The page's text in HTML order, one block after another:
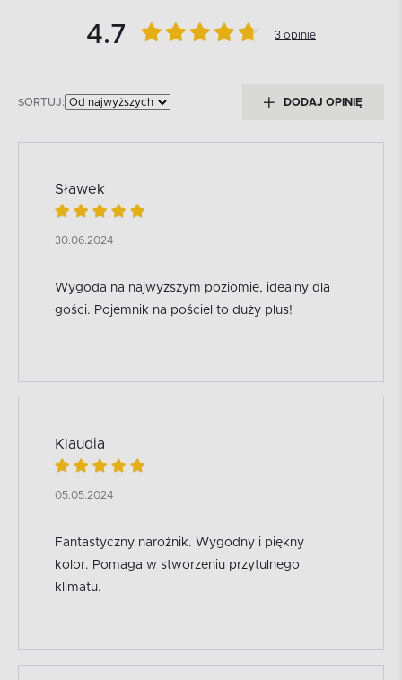
4.7 3 opinie
SORTUJ: DODAJ OPINIĘ
Sławek
30.06.2024
Wygoda na najwyższym poziomie, idealny dla
gości. Pojemnik na pościel to duży plus!
Klaudia
05.05.2024
Fantastyczny narożnik. Wygodny i piękny
kolor. Pomaga w stworzeniu przytulnego
klimatu.